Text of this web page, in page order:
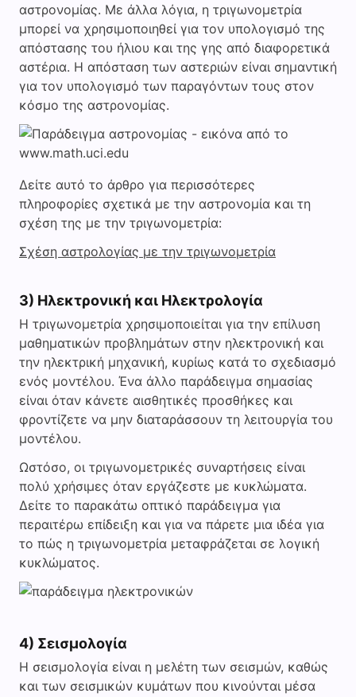
αστρονομίας. Με άλλα λόγια, η τριγωνομετρία
μπορεί να χρησιμοποιηθεί για τον υπολογισμό της
απόστασης του ήλιου και της γης από διαφορετικά
αστέρια. Η απόσταση των αστεριών είναι σημαντική
για τον υπολογισμό των παραγόντων τους στον
κόσμο της αστρονομίας.
Δείτε αυτό το άρθρο για περισσότερες
πληροφορίες σχετικά με την αστρονομία και τη
σχέση της με την τριγωνομετρία:
Σχέση αστρολογίας με την τριγωνομετρία
3) Ηλεκτρονική και Ηλεκτρολογία
Η τριγωνομετρία χρησιμοποιείται για την επίλυση
μαθηματικών προβλημάτων στην ηλεκτρονική και
την ηλεκτρική μηχανική, κυρίως κατά το σχεδιασμό
ενός μοντέλου. Ένα άλλο παράδειγμα σημασίας
είναι όταν κάνετε αισθητικές προσθήκες και
φροντίζετε να μην διαταράσσουν τη λειτουργία του
μοντέλου.
Ωστόσο, οι τριγωνομετρικές συναρτήσεις είναι
πολύ χρήσιμες όταν εργάζεστε με κυκλώματα.
Δείτε το παρακάτω οπτικό παράδειγμα για
περαιτέρω επίδειξη και για να πάρετε μια ιδέα για
το πώς η τριγωνομετρία μεταφράζεται σε λογική
κυκλώματος.
4) Σεισμολογία
Η σεισμολογία είναι η μελέτη των σεισμών, καθώς
και των σεισμικών κυμάτων που κινούνται μέσα